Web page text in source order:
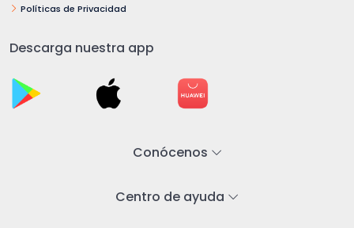
Políticas de Privacidad
Descarga nuestra app
Conócenos
Centro de ayuda